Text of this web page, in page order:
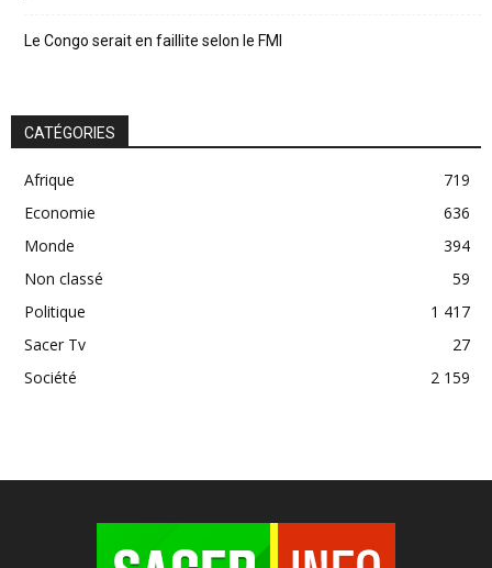
Le Congo serait en faillite selon le FMI
CATÉGORIES
Afrique
719
Economie
636
Monde
394
Non classé
59
Politique
1 417
Sacer Tv
27
Société
2 159